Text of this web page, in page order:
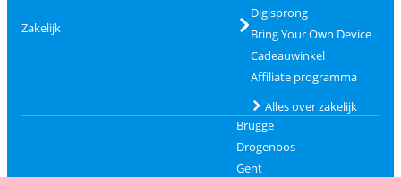
Zakelijk
Digisprong
Bring Your Own Device
Cadeauwinkel
Affiliate programma
Alles over zakelijk
Brugge
Drogenbos
Gent